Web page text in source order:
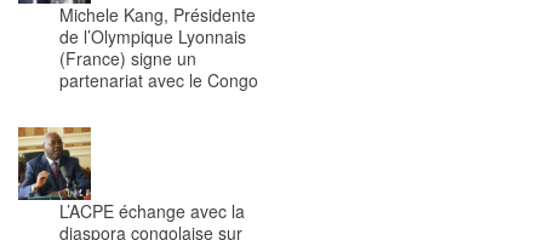
Michele Kang, Présidente
de l’Olympique Lyonnais
(France) signe un
partenariat avec le Congo
L’ACPE échange avec la
diaspora congolaise sur